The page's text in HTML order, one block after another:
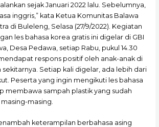
sejak Januari 2022 lalu. Sebelumnya,
inggris,” kata Ketua Komunitas Balawa
di Buleleng, Selasa (27/9/2022). Kegiatan
les bahasa korea gratis ini digelar di GBI
Desa Pedawa, setiap Rabu, pukul 14.30
respons positif oleh anak-anak di
sekitarnya. Setiap kali digelar, ada lebih dari
Peserta yang ingin mengikuti les bahasa
membawa sampah plastik yang sudah
masing.
keterampilan berbahasa asing